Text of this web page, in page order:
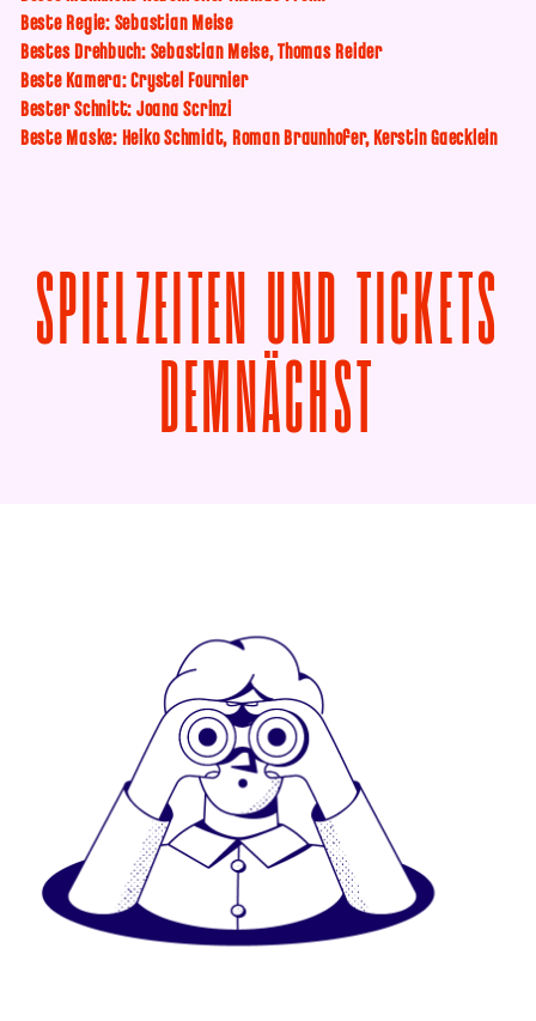
Beste Regie: Sebastian Meise
Bestes Drehbuch: Sebastian Meise, Thomas Reider
Beste Kamera: Crystel Fournier
Bester Schnitt: Joana Scrinzi
Beste Maske: Heiko Schmidt, Roman Braunhofer, Kerstin Gaecklein
SPIELZEITEN UND TICKETS
DEMNÄCHST